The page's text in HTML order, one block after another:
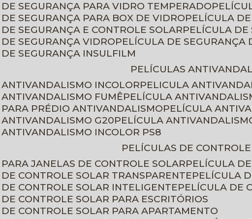
DE SEGURANÇA PARA VIDRO TEMPERADO
DE SEGURANÇA PARA BOX DE VIDRO
PELÍCULA
DE SEGURANÇA E CONTROLE SOLAR
PELÍCULA
DE SEGURANÇA VIDRO
PELÍCULA DE
DE SEGURANÇA INSULFILM
PELÍCULAS
ANTIVANDALISMO INCOLOR
PELICULA
ANTIVANDALISMO FUMÊ
PELÍCULA
PARA PRÉDIO ANTIVANDALISMO
PELÍCULA
ANTIVANDALISMO G20
PELÍCULA
ANTIVANDALISMO INCOLOR PS8
PELÍCULAS DE
PARA JANELAS DE CONTROLE SOLAR
PELÍCULA
DE CONTROLE SOLAR TRANSPARENTE
PELÍCULA
DE CONTROLE SOLAR INTELIGENTE
PELÍCULA DE
DE CONTROLE SOLAR PARA ESCRITÓRIOS
DE CONTROLE SOLAR PARA APARTAMENTO